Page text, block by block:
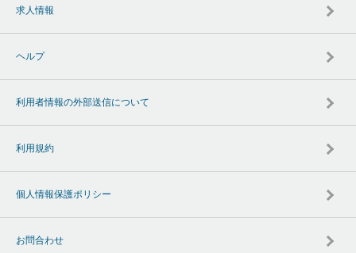
求人情報
ヘルプ
利用者情報の外部送信について
利用規約
個人情報保護ポリシー
お問合わせ